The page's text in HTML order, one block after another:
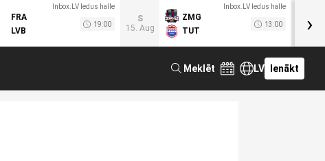
Inbox.LV ledus halle
FRA
LVB
19:00
S
15. Aug
Inbox.LV ledus halle
ZMG
TUT
13:00 ›
Meklēt LV Ienākt